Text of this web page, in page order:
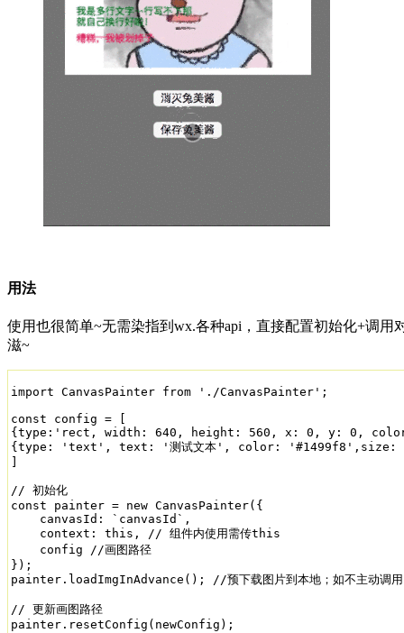
用法
使用也很简单~无需染指到wx.各种api，直接配置初始化+调用
滋~
import CanvasPainter from './CanvasPainter';
const config = [
{type:'rect, width: 640, height: 560, x: 0, y: 0,
{type: 'text', text: '测试文本', color: '#1499f8',size:
// 初始化
const painter = new CanvasPainter({
    canvasId: `canvasId`,
    context: this, // 组件内使用需传this
    config //画图路径
});
painter.loadImgInAdvance(); //预下载图片到本地；如不主动调用
// 更新画图路径
painter.resetConfig(newConfig);